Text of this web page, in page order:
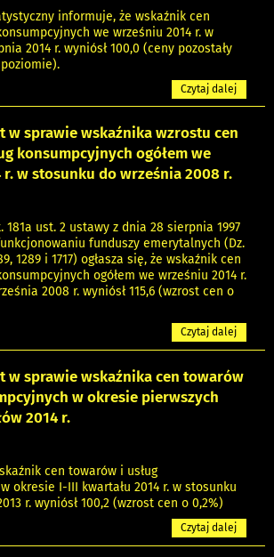
informuje, że wskaźnik cen
we wrześniu 2014 r. w
2014 r. wyniósł 100,0 (ceny pozostały
Czytaj dalej
w sprawie wskaźnika wzrostu cen
konsumpcyjnych ogółem we
r. w stosunku do września 2008 r.
ust. 2 ustawy z dnia 28 sierpnia 1997
funduszy emerytalnych (Dz.
1289 i 1717) ogłasza się, że wskaźnik cen
ogółem we wrześniu 2014 r.
2008 r. wyniósł 115,6 (wzrost cen o
Czytaj dalej
w sprawie wskaźnika cen towarów
w okresie pierwszych
2014 r.
cen towarów i usług
okresie I-III kwartału 2014 r. w stosunku
r. wyniósł 100,2 (wzrost cen o 0,2%)
Czytaj dalej